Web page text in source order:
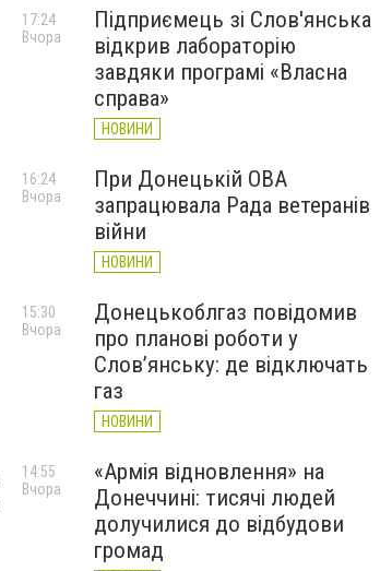
Підприємець зі Слов'янська
відкрив лабораторію
завдяки програмі «Власна
справа»
НОВИНИ
17:24
Вчора
При Донецькій ОВА
запрацювала Рада ветеранів
війни
НОВИНИ
16:24
Вчора
Донецькоблгаз повідомив
про планові роботи у
Слов’янську: де відключать
газ
НОВИНИ
15:30
Вчора
«Армія відновлення» на
Донеччині: тисячі людей
долучилися до відбудови
громад
14:55
Вчора